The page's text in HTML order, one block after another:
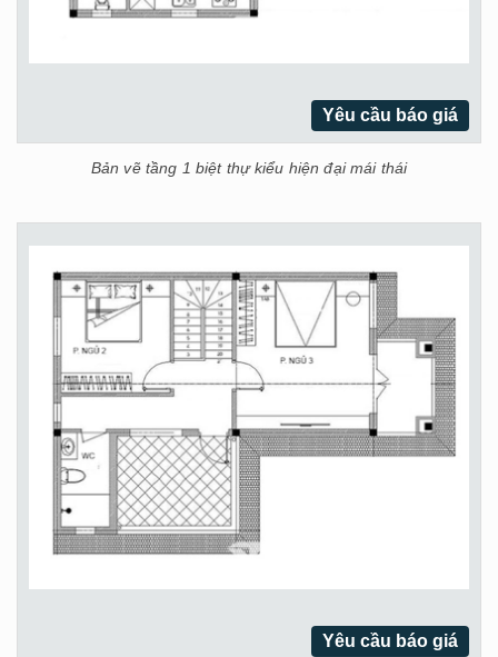
Yêu cầu báo giá
Bản vẽ tầng 1 biệt thự kiểu hiện đại mái thái
Yêu cầu báo giá